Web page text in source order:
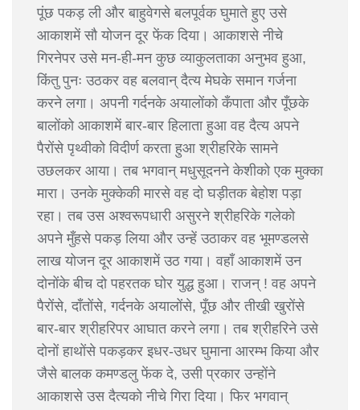
पूंछ पकड़ ली और बाहुवेगसे बलपूर्वक घुमाते हुए उसे
आकाशमें सौ योजन दूर फेंक दिया। आकाशसे नीचे
गिरनेपर उसे मन-ही-मन कुछ व्याकुलताका अनुभव हुआ,
किंतु पुनः उठकर वह बलवान् दैत्य मेघके समान गर्जना
करने लगा। अपनी गर्दनके अयालोंको कँपाता और पूँछके
बालोंको आकाशमें बार-बार हिलाता हुआ वह दैत्य अपने
पैरोंसे पृथ्वीको विदीर्ण करता हुआ श्रीहरिके सामने
उछलकर आया। तब भगवान् मधुसूदनने केशीको एक मुक्का
मारा। उनके मुक्केकी मारसे वह दो घड़ीतक बेहोश पड़ा
रहा। तब उस अश्वरूपधारी असुरने श्रीहरिके गलेको
अपने मुँहसे पकड़ लिया और उन्हें उठाकर वह भूमण्डलसे
लाख योजन दूर आकाशमें उठ गया। वहाँ आकाशमें उन
दोनोंके बीच दो पहरतक घोर युद्ध हुआ। राजन् ! वह अपने
पैरोंसे, दाँतोंसे, गर्दनके अयालोंसे, पूँछ और तीखी खुरोंसे
बार-बार श्रीहरिपर आघात करने लगा। तब श्रीहरिने उसे
दोनों हाथोंसे पकड़कर इधर-उधर घुमाना आरम्भ किया और
जैसे बालक कमण्डलु फेंक दे, उसी प्रकार उन्होंने
आकाशसे उस दैत्यको नीचे गिरा दिया। फिर भगवान्